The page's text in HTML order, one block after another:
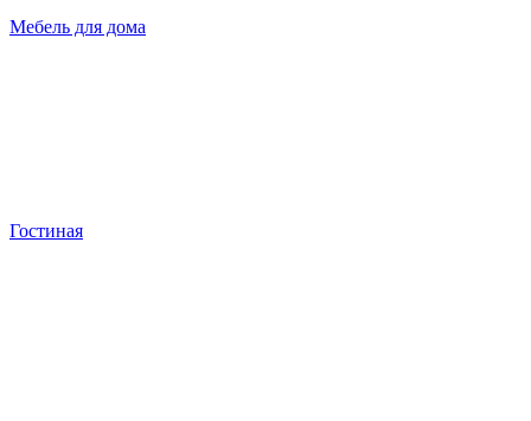
Мебель для дома
Гостиная